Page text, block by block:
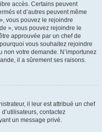
accès. Certains peuvent
et d’autres peuvent même
vous pouvez le rejoindre
», vous pouvez rejoindre le
approuvée par un chef de
vous souhaitez rejoindre
non votre demande. N’importunez
il a sûrement ses raisons.
il leur est attribué un chef
contactez
un message privé.